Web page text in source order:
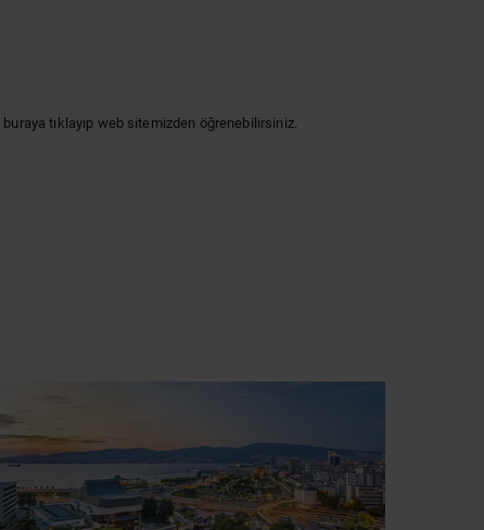
buraya tıklayıp web sitemizden öğrenebilirsiniz.